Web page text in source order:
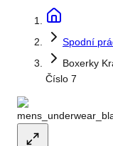
Spodní
Boxerky
Číslo 7